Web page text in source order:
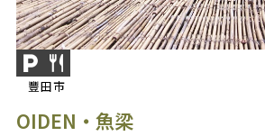
豐田市
OIDEN・魚梁